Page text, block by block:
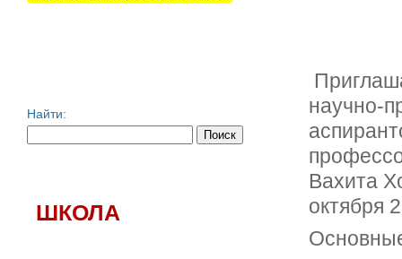
научно-
Вахита
октября
Найти:
ШКОЛА